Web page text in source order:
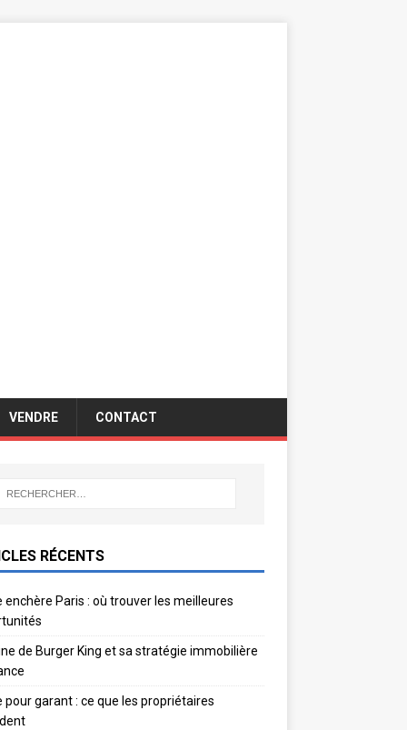
VENDRE CONTACT
RÉCENTS
enchère Paris : où trouver les meilleures
de Burger King et sa stratégie immobilière
pour garant : ce que les propriétaires